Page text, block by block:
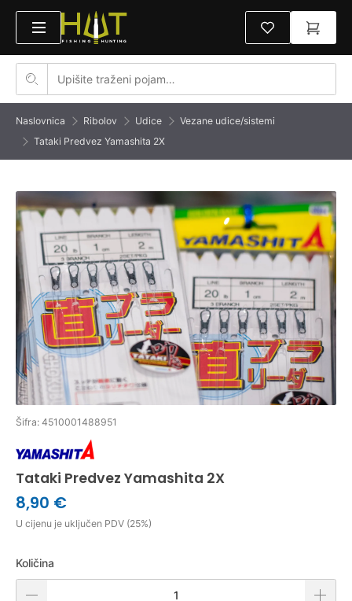
Naslovnica Ribolov Udice
Vezane udice/sistemi
Tataki Predvez Yamashita 2X
Šifra: 4510001488951
Tataki Predvez Yamashita 2X
8,90 €
U cijenu je uključen PDV (25%)
Količina